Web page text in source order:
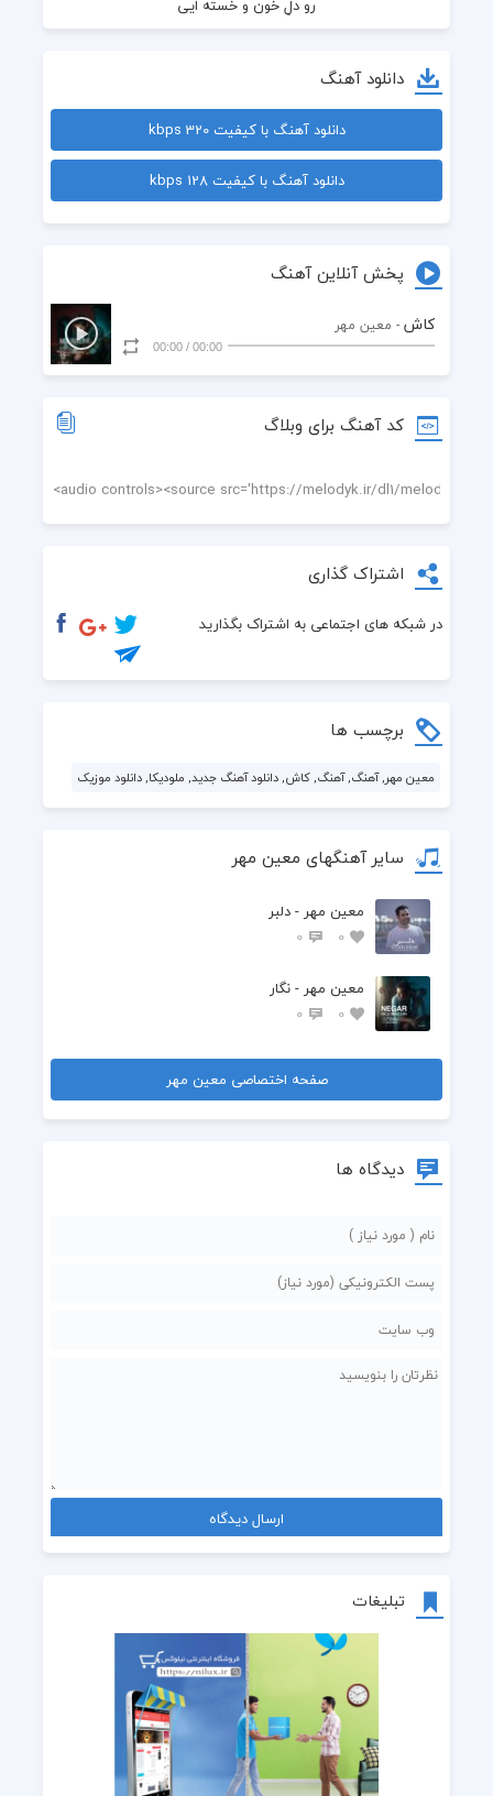
تبلیغات
که از تو انتظار نداشت
این بغض لعنتیه من
دانلود آهنگ
دانلود آهنگ با کیفیت 320 kbps
دانلود آهنگ با کیفیت 128 kbps
پخش آنلاین آهنگ
کاش - معین مهر
00:00
/
00:00
کد آهنگ برای وبلاگ
اشتراک گذاری
در شبکه های اجتماعی به اشتراک بگذارید
برچسب ها
معین مهر, آهنگ, آهنگ, کاش, دانلود آهنگ جدید, ملودیکا, دانلود موزیک
سایر آهنگهای معین مهر
معین مهر - دلبر
0
0
معین مهر - نگار
0
0
صفحه اختصاصی معین مهر
دیدگاه ها